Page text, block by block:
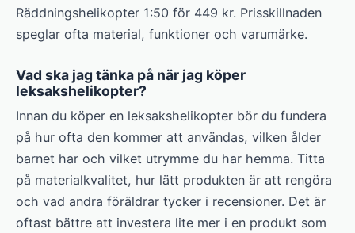
Räddningshelikopter 1:50 för 449 kr. Prisskillnaden
speglar ofta material, funktioner och varumärke.
Vad ska jag tänka på när jag köper
leksakshelikopter?
Innan du köper en leksakshelikopter bör du fundera
på hur ofta den kommer att användas, vilken ålder
barnet har och vilket utrymme du har hemma. Titta
på materialkvalitet, hur lätt produkten är att rengöra
och vad andra föräldrar tycker i recensioner. Det är
oftast bättre att investera lite mer i en produkt som